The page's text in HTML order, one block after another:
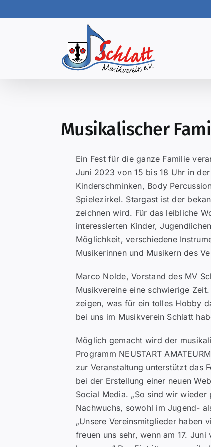
to
Musikalischer
Ein Fest für die ganze Familie
Juni 2023 von 15 bis 18 Uhr in
Kinderschminken, Body
Spielezirkel. Stargast ist der
zeichnen wird. Für das leibliche
interessierten Kinder,
Möglichkeit, verschiedene
Musikerinnen und Musikern des
Marco Nolde, Vorstand des MV
Musikvereine eine schwierige
zeigen, was für ein tolles Hobby
bei uns im Musikverein Schlatt
Möglich gemacht wird der
Programm NEUSTART
zur Veranstaltung unterstützt das
bei der Erstellung einer neuen
Social Media. „So sind wir
Nachwuchs, sowohl im Jugend-
„Unsere Vereinsmitglieder haben
freuen uns sehr, wenn am 17.